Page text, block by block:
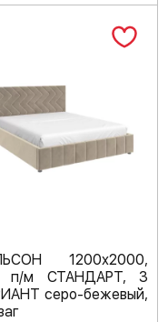
1200х2000,
п/м СТАНДАРТ, 3
серо-бежевый,